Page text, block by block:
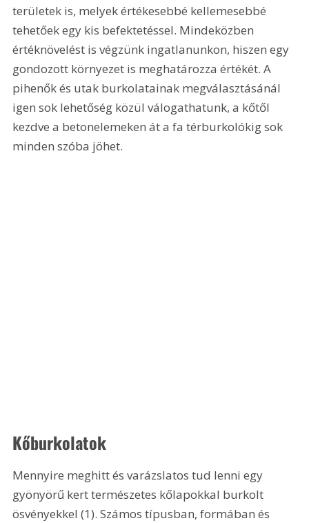
területek is, melyek értékesebbé kellemesebbé
tehetőek egy kis befektetéssel. Mindeközben
értéknövelést is végzünk ingatlanunkon, hiszen egy
gondozott környezet is meghatározza értékét. A
pihenők és utak burkolatainak megválasztásánál
igen sok lehetőség közül válogathatunk, a kőtől
kezdve a betonelemeken át a fa térburkolókig sok
minden szóba jöhet.
Kőburkolatok
Mennyire meghitt és varázslatos tud lenni egy
gyönyörű kert természetes kőlapokkal burkolt
ösvényekkel (1). Számos típusban, formában és